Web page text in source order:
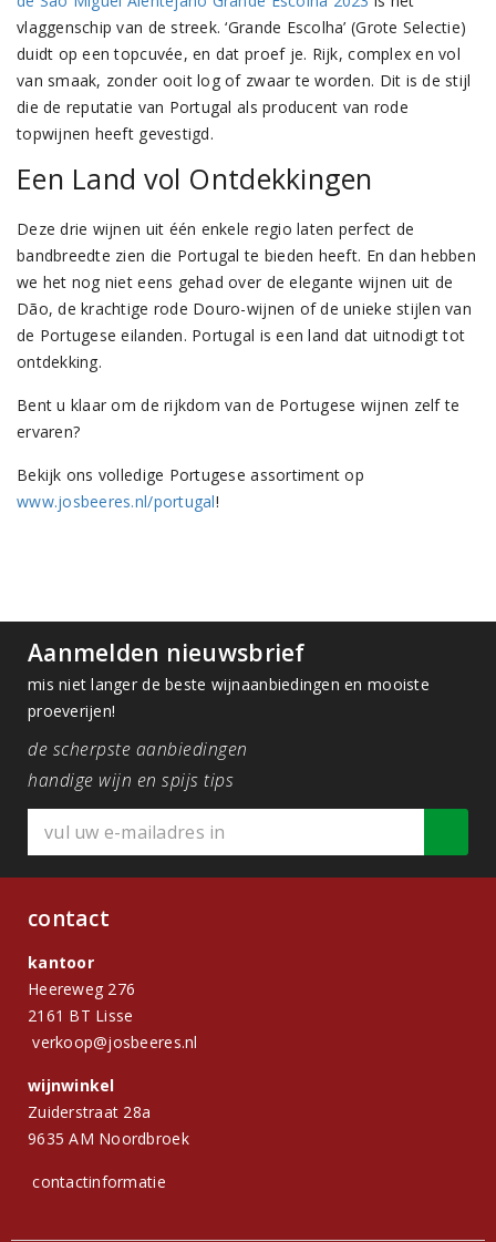
vlaggenschip van de streek. ‘Grande Escolha’ (Grote Selectie)
duidt op een topcuvée, en dat proef je. Rijk, complex en vol
van smaak, zonder ooit log of zwaar te worden. Dit is de stijl
die de reputatie van Portugal als producent van rode
topwijnen heeft gevestigd.
Een Land vol Ontdekkingen
Deze drie wijnen uit één enkele regio laten perfect de
bandbreedte zien die Portugal te bieden heeft. En dan hebben
we het nog niet eens gehad over de elegante wijnen uit de
Dão, de krachtige rode Douro-wijnen of de unieke stijlen van
de Portugese eilanden. Portugal is een land dat uitnodigt tot
ontdekking.
Bent u klaar om de rijkdom van de Portugese wijnen zelf te
ervaren?
Bekijk ons volledige Portugese assortiment op
www.josbeeres.nl/portugal!
Aanmelden nieuwsbrief
mis niet langer de beste wijnaanbiedingen en mooiste
proeverijen!
de scherpste aanbiedingen
handige wijn en spijs tips
contact
kantoor
Heereweg 276
2161 BT Lisse
verkoop@josbeeres.nl
wijnwinkel
Zuiderstraat 28a
9635 AM Noordbroek
contactinformatie